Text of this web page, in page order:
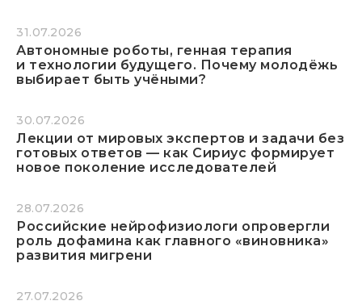
31.07.2026
Автономные роботы, генная терапия
и технологии будущего. Почему молодёжь
выбирает быть учёными?
30.07.2026
Лекции от мировых экспертов и задачи без
готовых ответов — как Сириус формирует
новое поколение исследователей
28.07.2026
Российские нейрофизиологи опровергли
роль дофамина как главного «виновника»
развития мигрени
27.07.2026